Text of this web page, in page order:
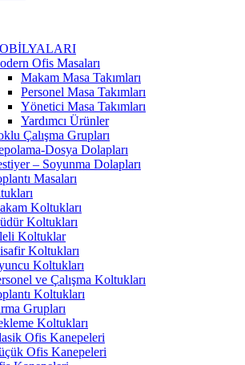
Ofis Masaları
Makam Masa Takımları
Personel Masa Takımları
Yönetici Masa Takımları
Yardımcı Ürünler
Çalışma Grupları
Dosya Dolapları
– Soyunma Dolapları
Masaları
Koltukları
Koltukları
Koltuklar
Koltukları
Koltukları
ve Çalışma Koltukları
Koltukları
Grupları
Koltukları
Ofis Kanepeleri
Ofis Kanepeleri